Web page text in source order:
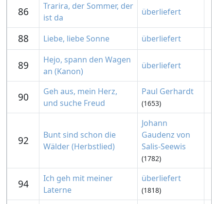
86
Trarira, der Sommer, der
ist da
überliefert
88 Liebe, liebe Sonne überliefert
89
Hejo, spann den Wagen
an (Kanon)
überliefert
90
Geh aus, mein Herz,
und suche Freud
Paul Gerhardt
(1653)
92
Bunt sind schon die
Wälder (Herbstlied)
Johann
Gaudenz von
Salis-Seewis
(1782)
94
Ich geh mit meiner
Laterne
überliefert
(1818)